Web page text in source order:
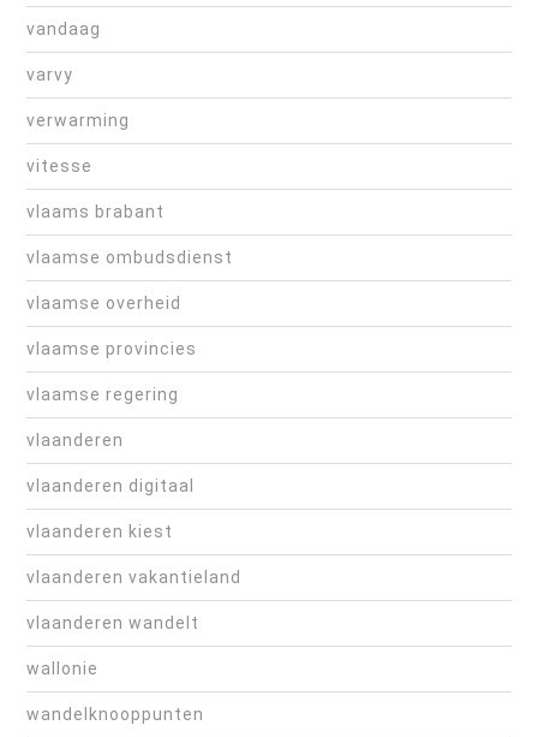
vandaag
varvy
verwarming
vitesse
vlaams brabant
vlaamse ombudsdienst
vlaamse overheid
vlaamse provincies
vlaamse regering
vlaanderen
vlaanderen digitaal
vlaanderen kiest
vlaanderen vakantieland
vlaanderen wandelt
wallonie
wandelknooppunten